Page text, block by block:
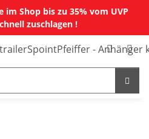
im Shop bis zu 35% vom UVP
zuschlagen !